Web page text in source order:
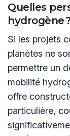
Quelles
hydrogène ?
Si les projets
planètes ne
permettre un
mobilité
offre
particulière,